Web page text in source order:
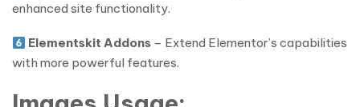
enhanced site functionality.
Elementskit Addons – Extend Elementor’s capabilities
with more powerful features.